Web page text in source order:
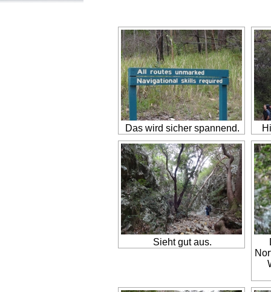
Das wird sicher spannend.
Sieht gut aus.